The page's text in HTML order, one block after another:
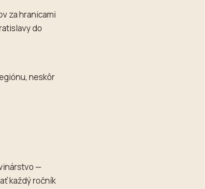
za hranicami
do
neskôr
—
každý ročník